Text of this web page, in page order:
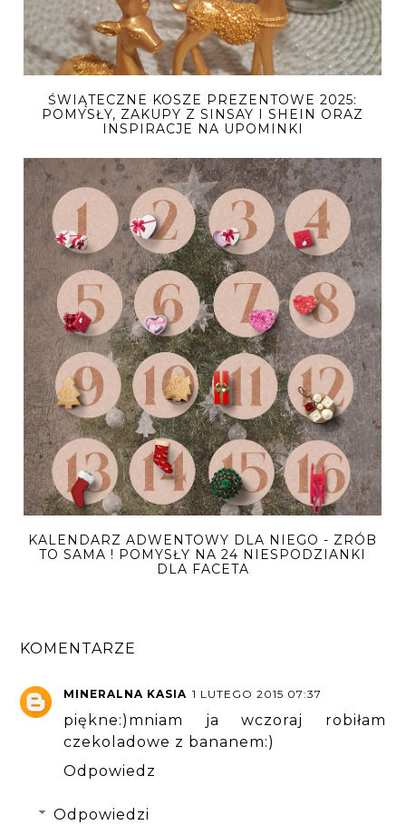
ŚWIĄTECZNE KOSZE PREZENTOWE 2025:
POMYSŁY, ZAKUPY Z SINSAY I SHEIN ORAZ
INSPIRACJE NA UPOMINKI
KALENDARZ ADWENTOWY DLA NIEGO - ZRÓB
TO SAMA ! POMYSŁY NA 24 NIESPODZIANKI
DLA FACETA
KOMENTARZE
MINERALNA KASIA 1 LUTEGO 2015 07:37
piękne:)mniam ja wczoraj robiłam
czekoladowe z bananem:)
Odpowiedz
Odpowiedzi